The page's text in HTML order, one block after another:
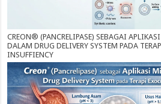
CREON® (PANCRELIPASE) SEBAGAI
DALAM DRUG DELIVERY SYSTEM PADA
INSUFFIENCY